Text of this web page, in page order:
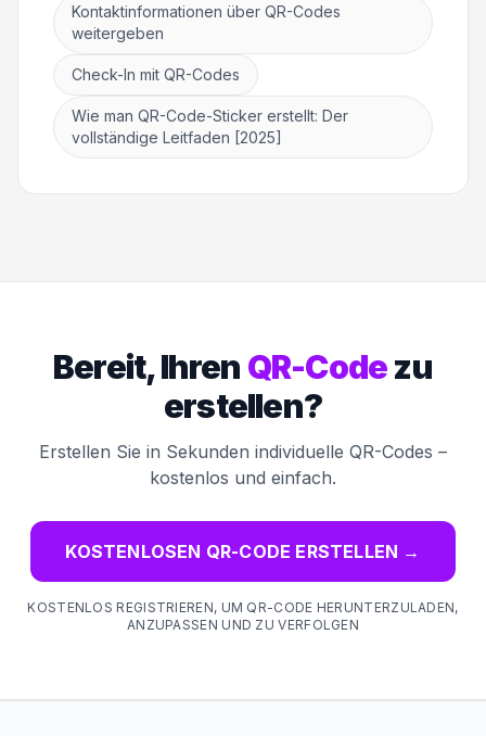
Kontaktinformationen über QR-Codes
weitergeben
Check-In mit QR-Codes
Wie man QR-Code-Sticker erstellt: Der
vollständige Leitfaden [2025]
Bereit, Ihren QR-Codezu
erstellen?
Erstellen Sie in Sekunden individuelle QR-Codes –
kostenlos und einfach.
KOSTENLOSEN QR-CODE ERSTELLEN →
KOSTENLOS REGISTRIEREN, UM QR-CODE HERUNTERZULADEN,
ANZUPASSEN UND ZU VERFOLGEN